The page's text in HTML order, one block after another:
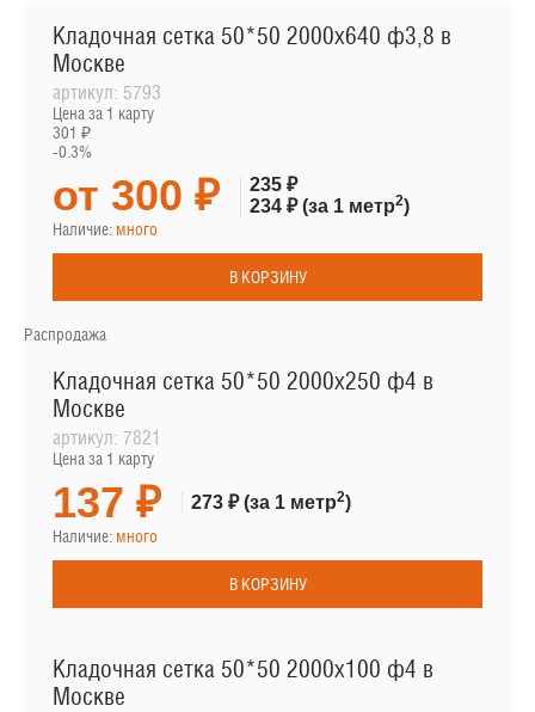
Кладочная сетка 50*50 2000х640 ф3,8 в
Москве
артикул: 5793
Цена за 1 карту
301 ₽
-0.3%
от 300 ₽
235 ₽
234 ₽(за 1 метр2)
Наличие: много
В КОРЗИНУ
Распродажа
Кладочная сетка 50*50 2000х250 ф4 в
Москве
артикул: 7821
Цена за 1 карту
137 ₽ 273 ₽(за 1 метр2)
Наличие: много
В КОРЗИНУ
Кладочная сетка 50*50 2000х100 ф4 в
Москве